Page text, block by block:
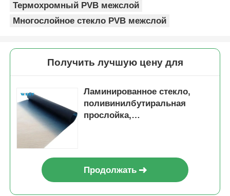
Термохромный PVB межслой
Многослойное стекло PVB межслой
Получить лучшую цену для
Ламинированное стекло,
поливинилбутиральная
прослойка,
Продолжать